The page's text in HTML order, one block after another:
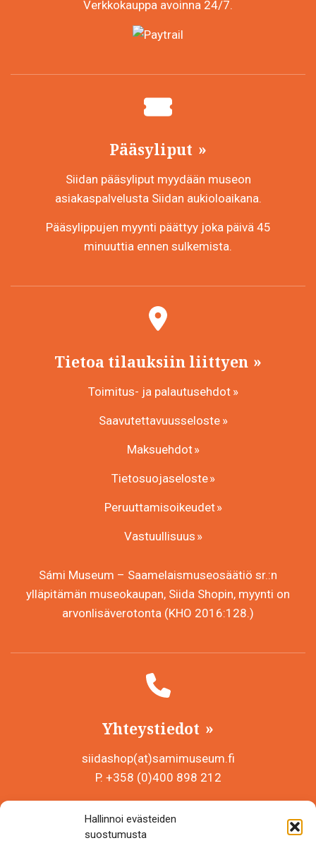
Hallinnoi evästeiden
suostumusta
Verkkokauppa avoinna 24/7.
Pääsyliput
Siidan pääsyliput myydään museon
asiakaspalvelusta Siidan aukioloaikana.
Pääsylippujen myynti päättyy joka päivä 45
minuuttia ennen sulkemista.
Tietoa tilauksiin liittyen
Toimitus- ja palautusehdot
Saavutettavuusseloste
Maksuehdot
Tietosuojaseloste
Peruuttamisoikeudet
Vastuullisuus
Sámi Museum – Saamelaismuseosäätiö sr.:n
ylläpitämän museokaupan, Siida Shopin, myynti on
arvonlisäverotonta (KHO 2016:128.)
Yhteystiedot
siidashop(at)samimuseum.fi
P. +358 (0)400 898 212
Y-tunnus 0625907-2